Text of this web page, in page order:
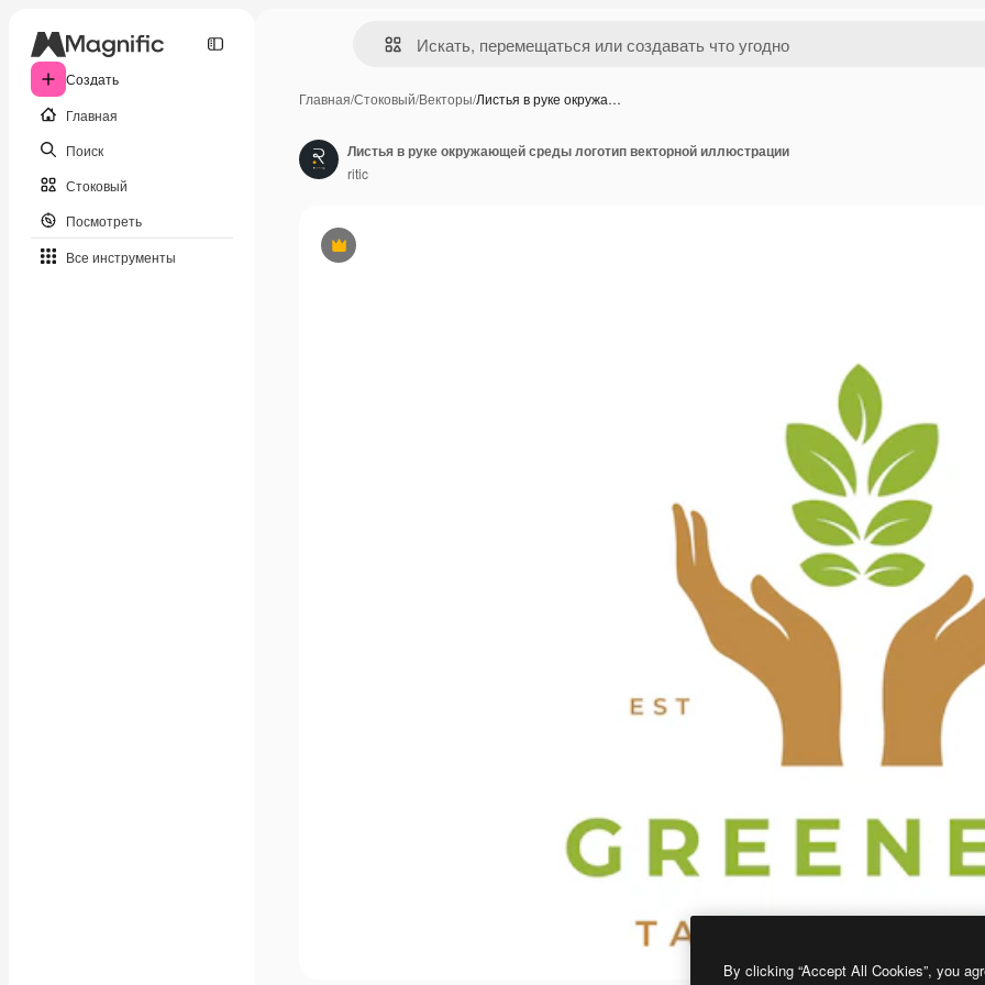
Создать
Главная
Поиск
Стоковый
Посмотреть
Все инструменты
Главная/Стоковый/Векторы/Листья в руке окружа…
Премиум
Листья в руке окружающей среды логотип векторной иллюстрации
ritic
By clicking “Accept All Cookies”, you